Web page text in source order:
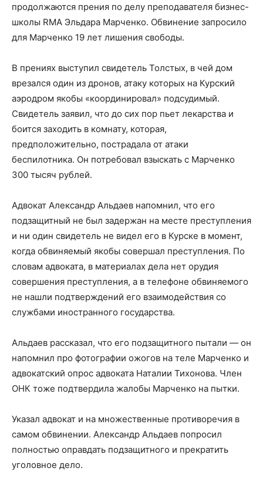
продолжаются прения по делу преподавателя бизнес-
школы RMA Эльдара Марченко. Обвинение запросило
для Марченко 19 лет лишения свободы.
В прениях выступил свидетель Толстых, в чей дом
врезался один из дронов, атаку которых на Курский
аэродром якобы «координировал» подсудимый.
Свидетель заявил, что до сих пор пьет лекарства и
боится заходить в комнату, которая,
предположительно, пострадала от атаки
беспилотника. Он потребовал взыскать с Марченко
300 тысяч рублей.
Адвокат Александр Альдаев напомнил, что его
подзащитный не был задержан на месте преступления
и ни один свидетель не видел его в Курске в момент,
когда обвиняемый якобы совершал преступления. По
словам адвоката, в материалах дела нет орудия
совершения преступления, а в телефоне обвиняемого
не нашли подтверждений его взаимодействия со
службами иностранного государства.
Альдаев рассказал, что его подзащитного пытали — он
напомнил про фотографии ожогов на теле Марченко и
адвокатский опрос адвоката Наталии Тихонова. Член
ОНК тоже подтвердила жалобы Марченко на пытки.
Указал адвокат и на множественные противоречия в
самом обвинении. Александр Альдаев попросил
полностью оправдать подзащитного и прекратить
уголовное дело.